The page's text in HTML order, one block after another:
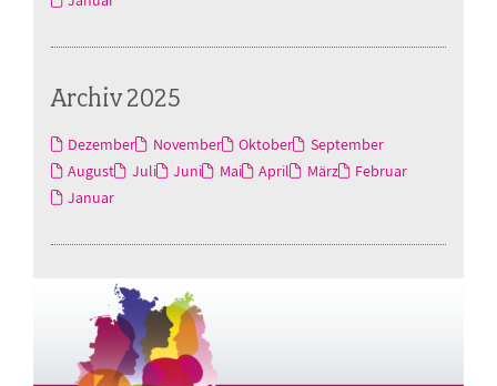
Archiv 2025
Dezember November Oktober
September
August
Juli Juni Mai April März
Februar
Januar